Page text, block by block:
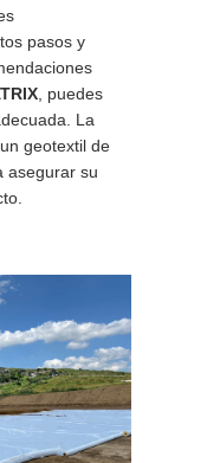
pasos y
, puedes
La
geotextil de
asegurar su